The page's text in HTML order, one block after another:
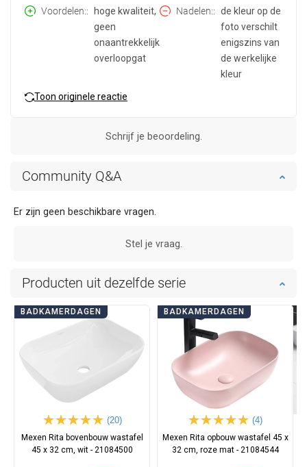
Voordelen:
hoge kwaliteit,
geen
onaantrekkelijk
overloopgat
Nadelen:
de kleur op de
foto verschilt
enigszins van
de werkelijke
kleur
Toon originele reactie
Schrijf je beoordeling.
Community Q&A
Er zijn geen beschikbare vragen.
Stel je vraag.
Producten uit dezelfde serie
BADKAMERDAGEN
(20)
Mexen Rita bovenbouw wastafel
45 x 32 cm, wit - 21084500
BADKAMERDAGEN
(4)
Mexen Rita opbouw wastafel 45 x
32 cm, roze mat - 21084544